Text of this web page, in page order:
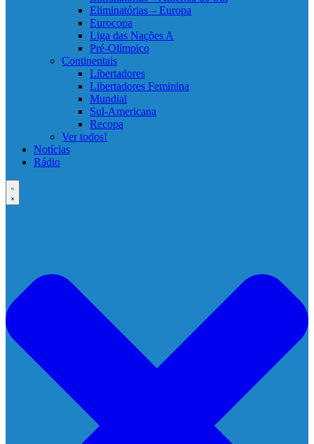
Eliminatórias – Europa
Eurocopa
Liga das Nações A
Pré-Olímpico
Continentais
Libertadores
Libertadores Feminina
Mundial
Sul-Americana
Recopa
Ver todos!
Notícias
Rádio